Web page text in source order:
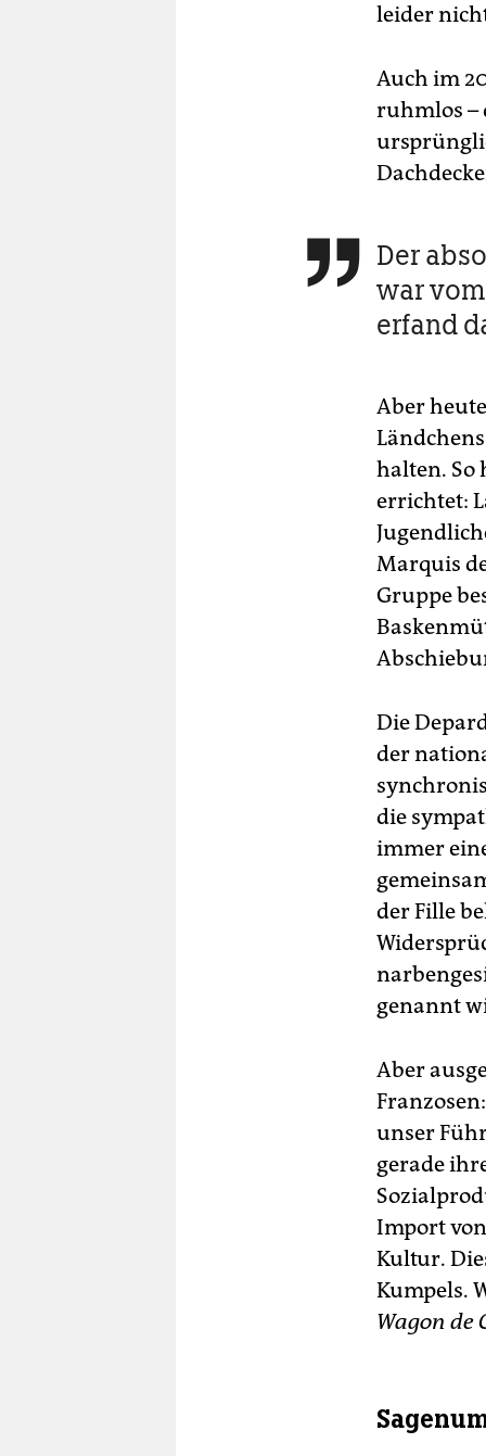
leider
Auch im
ruhmlos –
 Der
war
erfand
Aber
halten. So
errichtet:
Marquis
Gruppe
Die
der
die
immer
der Fille
genannt
Aber
unser
gerade
Import
Kultur.
Kumpels.
Wagon de